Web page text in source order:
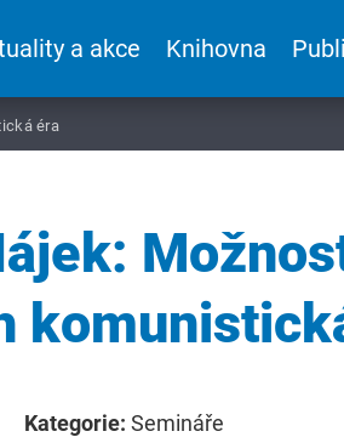
a akce Knihovna
éra
Kategorie: Semináře